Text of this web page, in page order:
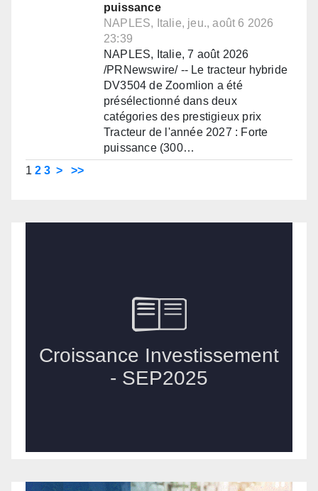
puissance
NAPLES, Italie, jeu., août 6 2026
23:39
NAPLES, Italie, 7 août 2026
/PRNewswire/ -- Le tracteur hybride
DV3504 de Zoomlion a été
présélectionné dans deux
catégories des prestigieux prix
Tracteur de l'année 2027 : Forte
puissance (300…
1 2 3 > >>